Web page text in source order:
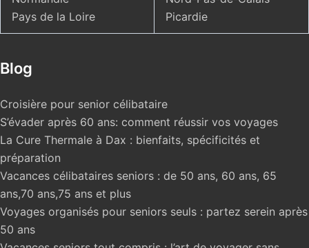
Pays de la Loire
Picardie
Blog
Croisière pour senior célibataire
S’évader après 60 ans: comment réussir vos voyages
La Cure Thermale à Dax : bienfaits, spécificités et
préparation
Vacances célibataires seniors : de 50 ans, 60 ans, 65
ans,70 ans,75 ans et plus
Voyages organisés pour seniors seuls : partez serein après
50 ans